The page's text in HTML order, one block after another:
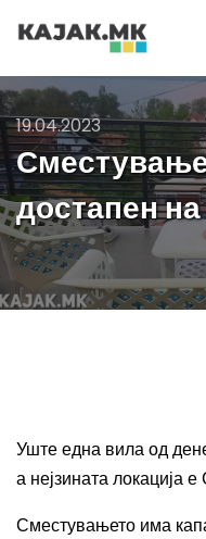
19.04.2023
достапен на
Уште една вила од
а нејзината локација
Сместувањето има